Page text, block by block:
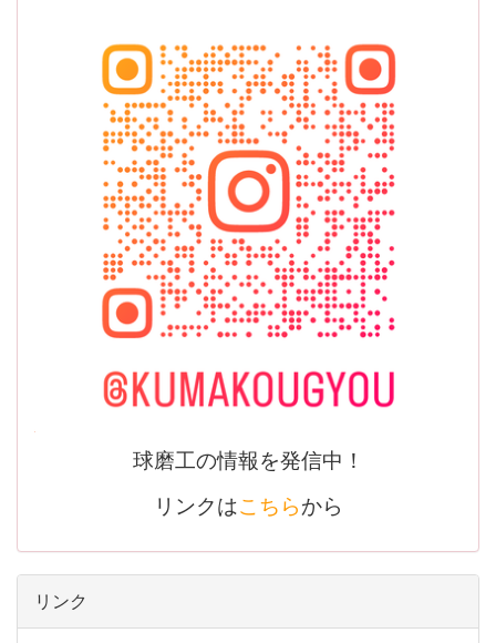
球磨工の情報を発信中！
リンクはこちらから
リンク